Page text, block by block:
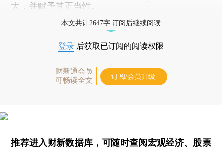
大，并赋予其正当性。
本文共计2647字 订阅后继续阅读
登录 后获取已订阅的阅读权限
财新通会员
可畅读全文
订阅/会员升级
推荐进入财新数据库 ，可随时查阅宏观经济、股票